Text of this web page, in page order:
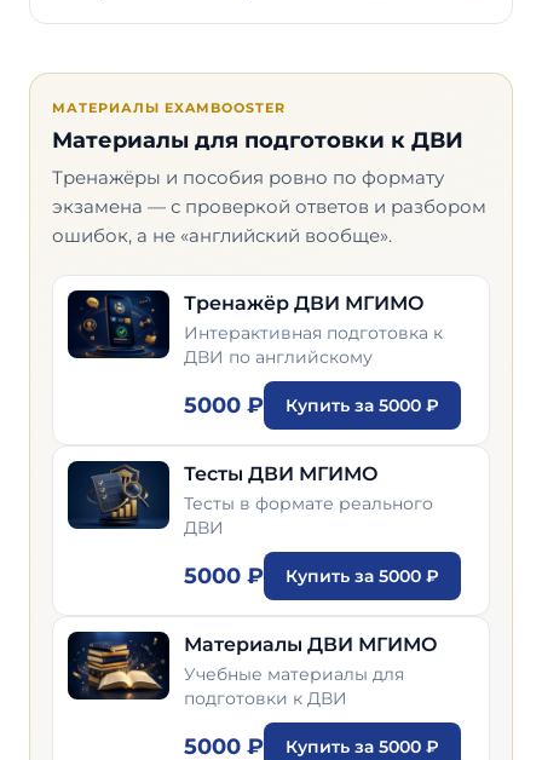
МАТЕРИАЛЫ EXAMBOOSTER
Материалы для подготовки к ДВИ
Тренажёры и пособия ровно по формату
экзамена — с проверкой ответов и разбором
ошибок, а не «английский вообще».
Тренажёр ДВИ МГИМО
Интерактивная подготовка к
ДВИ по английскому
5000 ₽ Купить за 5000 ₽
Тесты ДВИ МГИМО
Тесты в формате реального
ДВИ
5000 ₽ Купить за 5000 ₽
Материалы ДВИ МГИМО
Учебные материалы для
подготовки к ДВИ
5000 ₽ Купить за 5000 ₽